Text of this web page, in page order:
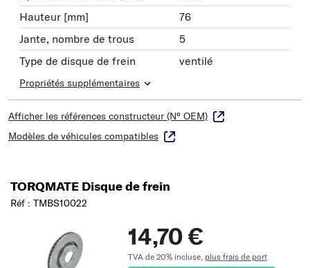
Hauteur [mm]
76
Jante, nombre de trous
5
Type de disque de frein
ventilé
Propriétés supplémentaires
Afficher les références constructeur (N° OEM)
Modèles de véhicules compatibles
TORQMATE Disque de frein
Réf : TMBS10022
14,70 €
TVA de 20% incluse, plus frais de port